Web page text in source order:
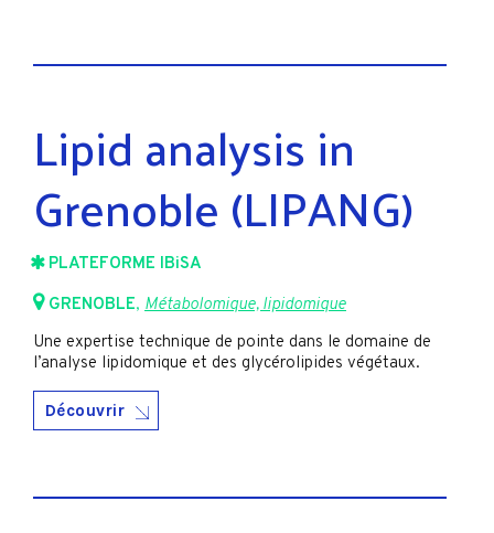
Lipid analysis in
Grenoble (LIPANG)
PLATEFORME IBiSA
GRENOBLE, Métabolomique, lipidomique
Une expertise technique de pointe dans le domaine de
l’analyse lipidomique et des glycérolipides végétaux.
Découvrir